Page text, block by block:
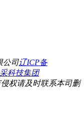
公司辽ICP备
科技集团
权请及时联系本司删